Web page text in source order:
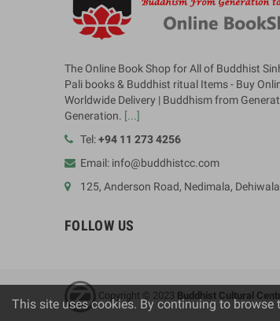
The Online Book Shop for All of Buddhist
Pali books & Buddhist ritual Items - Buy
Worldwide Delivery | Buddhism from
Generation. [...]
Tel:+94 11 273 4256
Email: info@buddhistcc.com
125, Anderson Road, Nedimala,
FOLLOW US
Copyright © 2023 Buddhist Cultural
This site uses cookies. By continuing to